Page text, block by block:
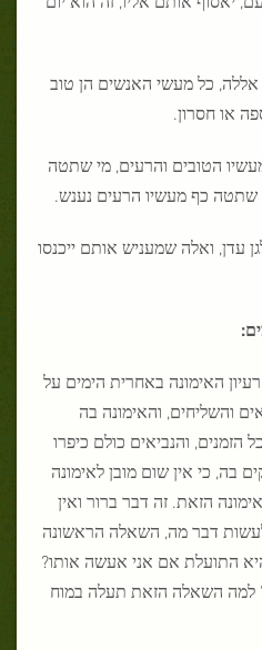
כל מעשי האנשים הן טוב
או חסרון.
הטובים והרעים, מי שתטה
שתטה כף מעשיו הרעים נענש.
עדן, ואלה שמעניש אותם ייכנסו
:
האימונה באחרית הימים על
והשליחים, והאימונה בה
והנביאים כולם כיפרו
בה, כי אין שום מובן לאימונה
הזאת. זה דבר ברור ואין
דבר מה, השאלה הראשונה
התועלת אם אני אעשה אותו?
למה השאלה הזאת תעלה במוח